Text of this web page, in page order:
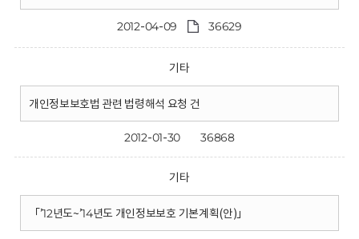
2012-04-09 36629
기타
개인정보보호법 관련 법령해석 요청 건
2012-01-30 36868
기타
「’12년도~’14년도 개인정보보호 기본계획(안)」